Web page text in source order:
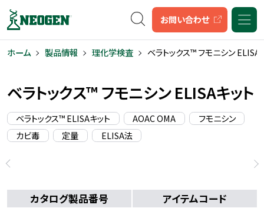
キーワード検索
お問い合わせ
ホーム 製品情報 理化学検査 ベラトックス™ フモニシン ELISA
ベラトックス™ フモニシン ELISAキット
ベラトックス™ ELISAキット AOAC OMA
フモニシン
カビ毒
定量 ELISA法
カタログ製品番号
アイテムコード